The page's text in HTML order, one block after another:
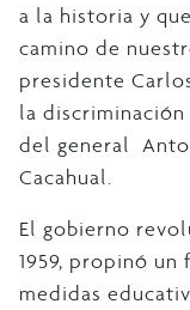
a la historia y
camino de
presidente
la
del general
Cacahual.
El gobierno
1959, propinó
medidas